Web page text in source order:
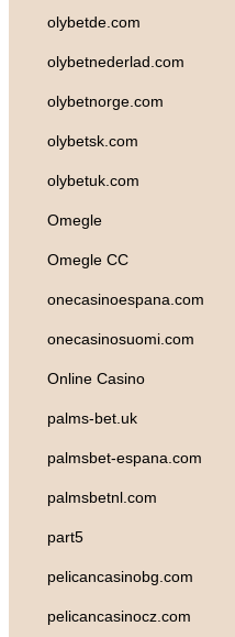
olybetde.com
olybetnederlad.com
olybetnorge.com
olybetsk.com
olybetuk.com
Omegle
Omegle CC
onecasinoespana.com
onecasinosuomi.com
Online Casino
palms-bet.uk
palmsbet-espana.com
palmsbetnl.com
part5
pelicancasinobg.com
pelicancasinocz.com